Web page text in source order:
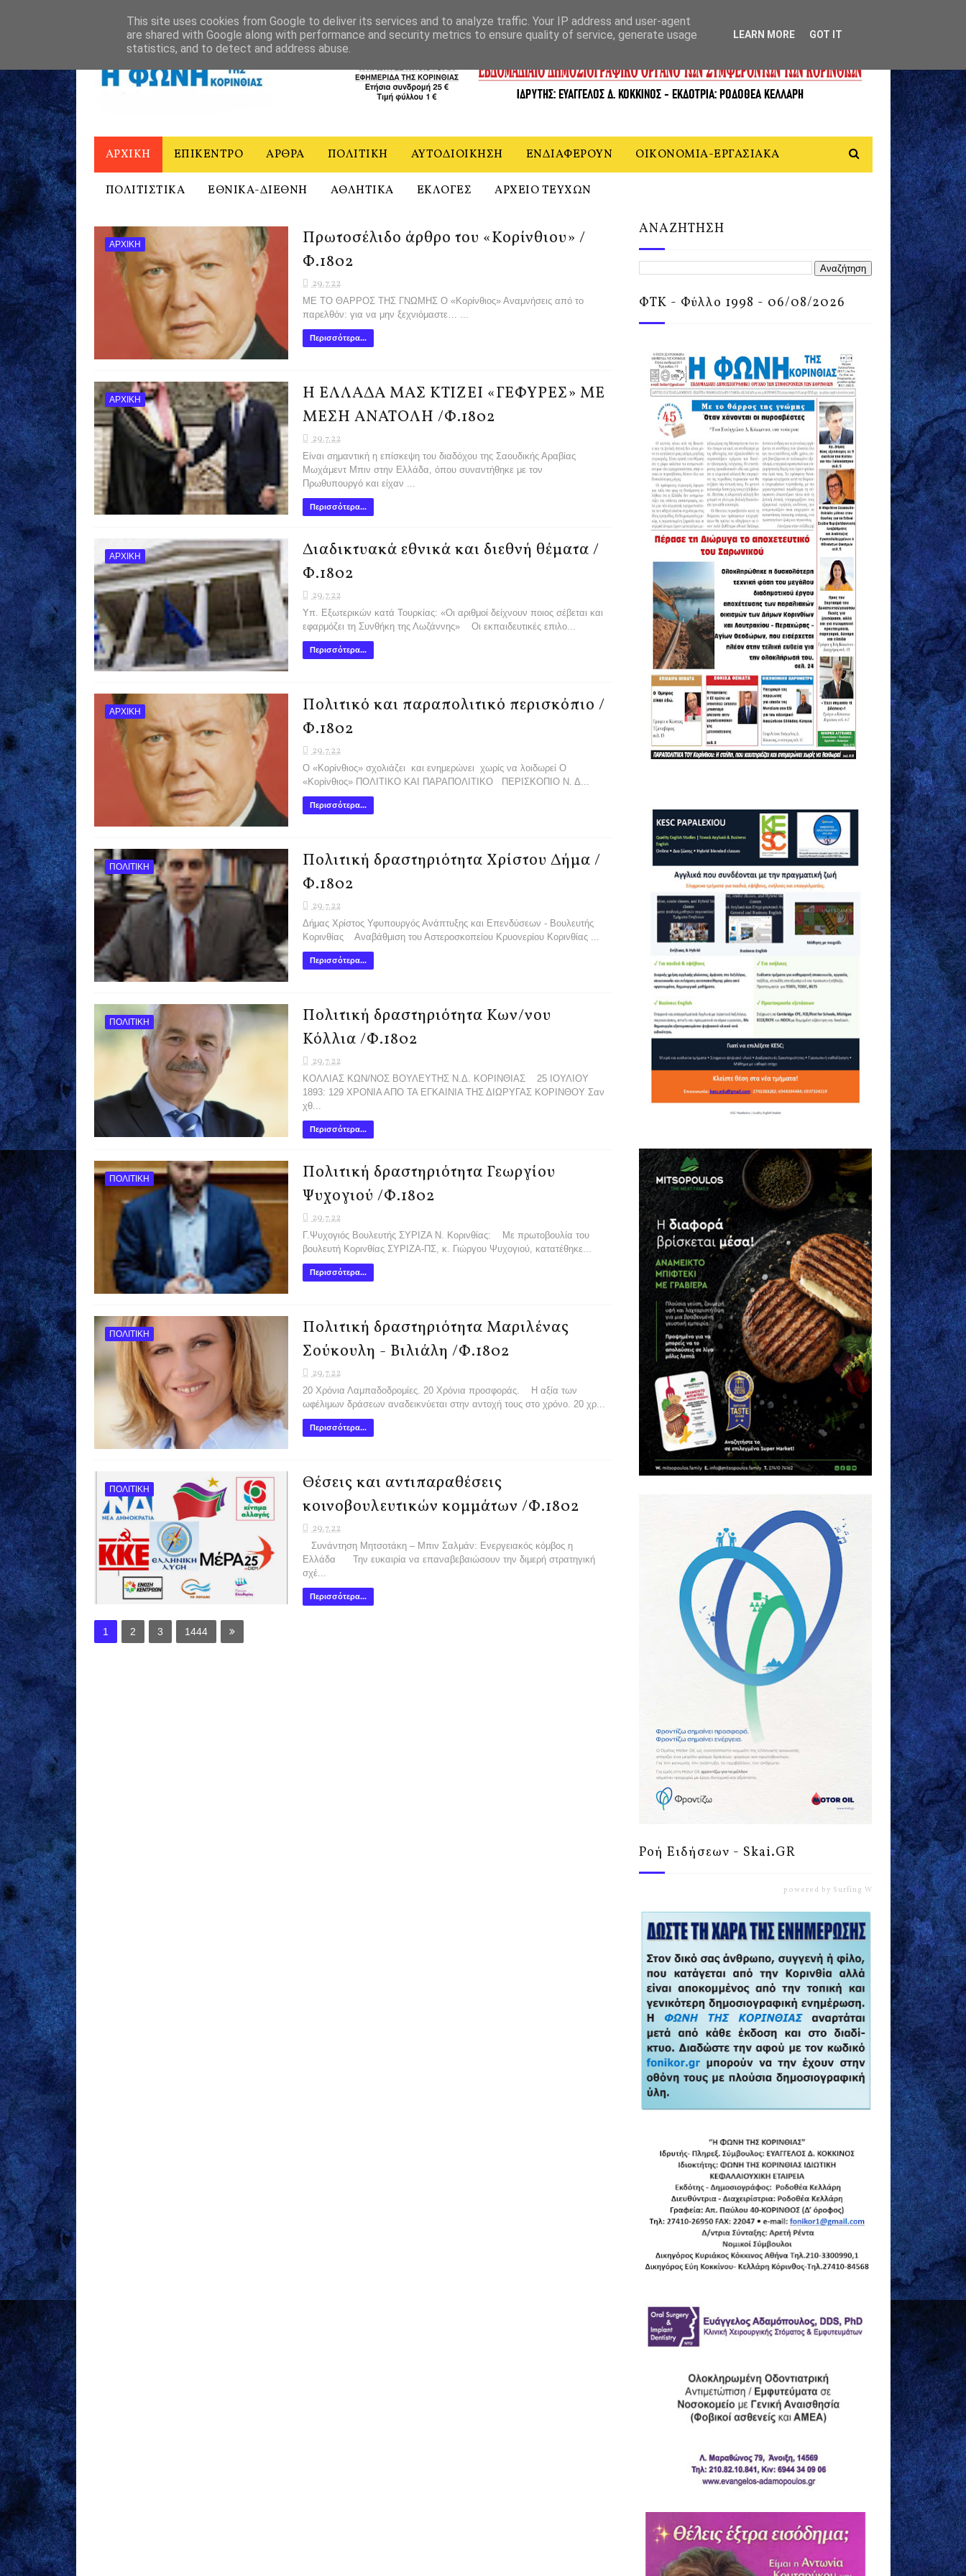
Η ΦΩΝΗ ΤΗΣ ΚΟΡΙΝΘΙΑΣ - ΙΣΤΟΡΙΚΟ ΕΠΙΚΟΙΝΩΝΙΑ
ΑΡΧΙΚΗ ΕΠΙΚΕΝΤΡΟ ΑΡΘΡΑ ΠΟΛΙΤΙΚΗ ΑΥΤΟΔΙΟΙΚΗΣΗ ΕΝΔΙΑΦΕΡΟΥΝ ΟΙΚΟΝΟΜΙΑ-ΕΡΓΑΣΙΑΚΑ
ΠΟΛΙΤΙΣΤΙΚΑ ΕΘΝΙΚΑ-ΔΙΕΘΝΗ ΑΘΛΗΤΙΚΑ ΕΚΛΟΓΕΣ ΑΡΧΕΙΟ ΤΕΥΧΩΝ
ΑΡΧΙΚΗ
Πρωτοσέλιδο άρθρο του «Κορίνθιου» /
Φ.1802
29.7.22
ΜΕ ΤΟ ΘΑΡΡΟΣ ΤΗΣ ΓΝΩΜΗΣ Ο «Κορίνθιος» Αναμνήσεις από το
παρελθόν: για να μην ξεχνιόμαστε… ...
Περισσότερα...
ΑΡΧΙΚΗ
Η ΕΛΛΑΔΑ ΜΑΣ ΚΤΙΖΕΙ «ΓΕΦΥΡΕΣ» ΜΕ
ΜΕΣΗ ΑΝΑΤΟΛΗ /Φ.1802
29.7.22
Είναι σημαντική η επίσκεψη του διαδόχου της Σαουδικής Αραβίας
Μωχάμεντ Μπιν στην Ελλάδα, όπου συναντήθηκε με τον
Πρωθυπουργό και είχαν ...
Περισσότερα...
ΑΡΧΙΚΗ
Διαδικτυακά εθνικά και διεθνή θέματα /
Φ.1802
29.7.22
Υπ. Εξωτερικών κατά Τουρκίας: «Οι αριθμοί δείχνουν ποιος σέβεται και
εφαρμόζει τη Συνθήκη της Λωζάννης» Οι εκπαιδευτικές επιλο...
Περισσότερα...
ΑΡΧΙΚΗ
Πολιτικό και παραπολιτικό περισκόπιο /
Φ.1802
29.7.22
Ο «Κορίνθιος» σχολιάζει και ενημερώνει χωρίς να λοιδωρεί Ο
«Κορίνθιος» ΠΟΛΙΤΙΚΟ ΚΑΙ ΠΑΡΑΠΟΛΙΤΙΚΟ ΠΕΡΙΣΚΟΠΙΟ Ν. Δ...
Περισσότερα...
ΠΟΛΙΤΙΚΗ
Πολιτική δραστηριότητα Χρίστου Δήμα /
Φ.1802
29.7.22
Δήμας Χρίστος Υφυπουργός Ανάπτυξης και Επενδύσεων - Βουλευτής
Κορινθίας Αναβάθμιση του Αστεροσκοπείου Κρυονερίου Κορινθίας ...
Περισσότερα...
ΠΟΛΙΤΙΚΗ
Πολιτική δραστηριότητα Κων/νου
Κόλλια /Φ.1802
29.7.22
ΚΟΛΛΙΑΣ ΚΩΝ/ΝΟΣ ΒΟΥΛΕΥΤΗΣ Ν.Δ. ΚΟΡΙΝΘΙΑΣ 25 ΙΟΥΛΙΟΥ
1893: 129 ΧΡΟΝΙΑ ΑΠΟ ΤΑ ΕΓΚΑΙΝΙΑ ΤΗΣ ΔΙΩΡΥΓΑΣ ΚΟΡΙΝΘΟΥ Σαν
χθ...
Περισσότερα...
ΠΟΛΙΤΙΚΗ
Πολιτική δραστηριότητα Γεωργίου
Ψυχογιού /Φ.1802
29.7.22
Γ.Ψυχογιός Βουλευτής ΣΥΡΙΖΑ Ν. Κορινθίας: Με πρωτοβουλία του
βουλευτή Κορινθίας ΣΥΡΙΖΑ-ΠΣ, κ. Γιώργου Ψυχογιού, κατατέθηκε...
Περισσότερα...
ΠΟΛΙΤΙΚΗ
Πολιτική δραστηριότητα Μαριλένας
Σούκουλη - Βιλιάλη /Φ.1802
29.7.22
20 Χρόνια Λαμπαδοδρομίες. 20 Χρόνια προσφοράς. Η αξία των
ωφέλιμων δράσεων αναδεικνύεται στην αντοχή τους στο χρόνο. 20 χρ...
Περισσότερα...
ΠΟΛΙΤΙΚΗ
Θέσεις και αντιπαραθέσεις
κοινοβουλευτικών κομμάτων /Φ.1802
29.7.22
Συνάντηση Μητσοτάκη – Μπιν Σαλμάν: Ενεργειακός κόμβος η
Ελλάδα Την ευκαιρία να επαναβεβαιώσουν την διμερή στρατηγική
σχέ...
Περισσότερα...
1 2 3 1444
ΑΝΑΖΗΤΗΣΗ
ΦΤΚ - Φύλλο 1998 - 06/08/2026
Ροή Ειδήσεων - Skai.GR
powered by Surfing Waves
This site uses cookies from Google to deliver its services and to analyze traffic. Your IP address and user-agent
are shared with Google along with performance and security metrics to ensure quality of service, generate usage
statistics, and to detect and address abuse.
LEARN MORE GOT IT